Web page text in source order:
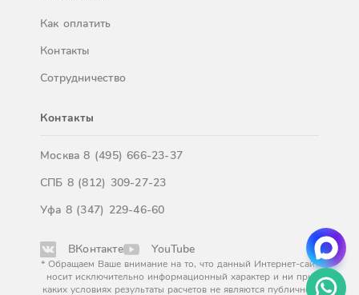
Как оплатить
Контакты
Сотрудничество
Контакты
Москва8 (495) 666-23-37
СПБ 8 (812) 309-27-23
Уфа 8 (347) 229-46-60
ВКонтакте YouTube
* Обращаем Ваше внимание на то, что данный Интернет-сайт
носит исключительно информационный характер и ни при
каких условиях результаты расчетов не являются публичной